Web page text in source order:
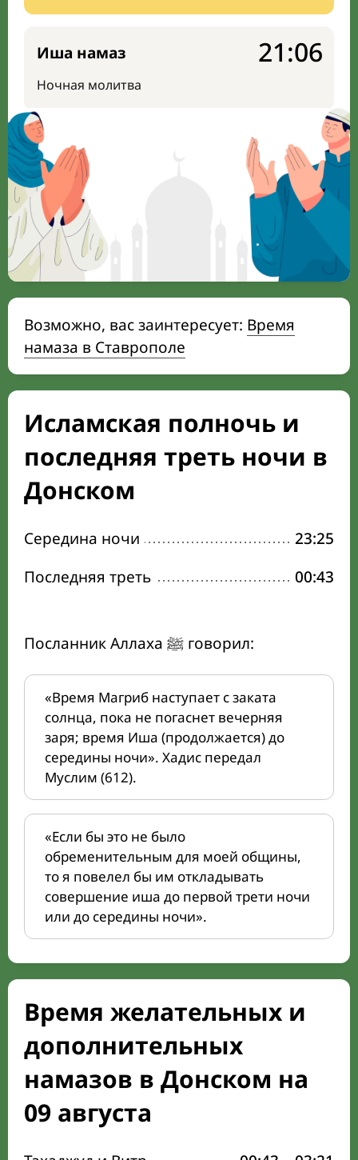
Иша намаз
Ночная молитва
21:06
Возможно, вас заинтересует: Время
намаза в Ставрополе
Исламская полночь и
последняя треть ночи в
Донском
Середина ночи
23:25
Последняя треть
00:43
Посланник Аллаха ﷺ говорил:
«Время Магриб наступает с заката
солнца, пока не погаснет вечерняя
заря; время Иша (продолжается) до
середины ночи». Хадис передал
Муслим (612).
«Если бы это не было
обременительным для моей общины,
то я повелел бы им откладывать
совершение иша до первой трети ночи
или до середины ночи».
Время желательных и
дополнительных
намазов в Донском на
09 августа